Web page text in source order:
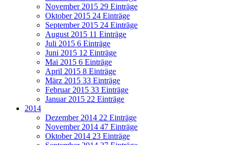
November 2015 29 Einträge
Oktober 2015 24 Einträge
September 2015 24 Einträge
August 2015 11 Einträge
Juli 2015 6 Einträge
Juni 2015 12 Einträge
Mai 2015 6 Einträge
April 2015 8 Einträge
März 2015 33 Einträge
Februar 2015 33 Einträge
Januar 2015 22 Einträge
2014
Dezember 2014 22 Einträge
November 2014 47 Einträge
Oktober 2014 23 Einträge